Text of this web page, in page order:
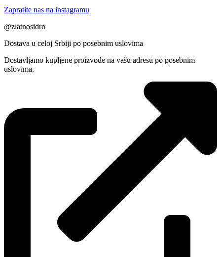
Zapratite nas na instagramu
@zlatnosidro
Dostava u celoj Srbiji po posebnim uslovima
Dostavljamo kupljene proizvode na vašu adresu po posebnim
uslovima.